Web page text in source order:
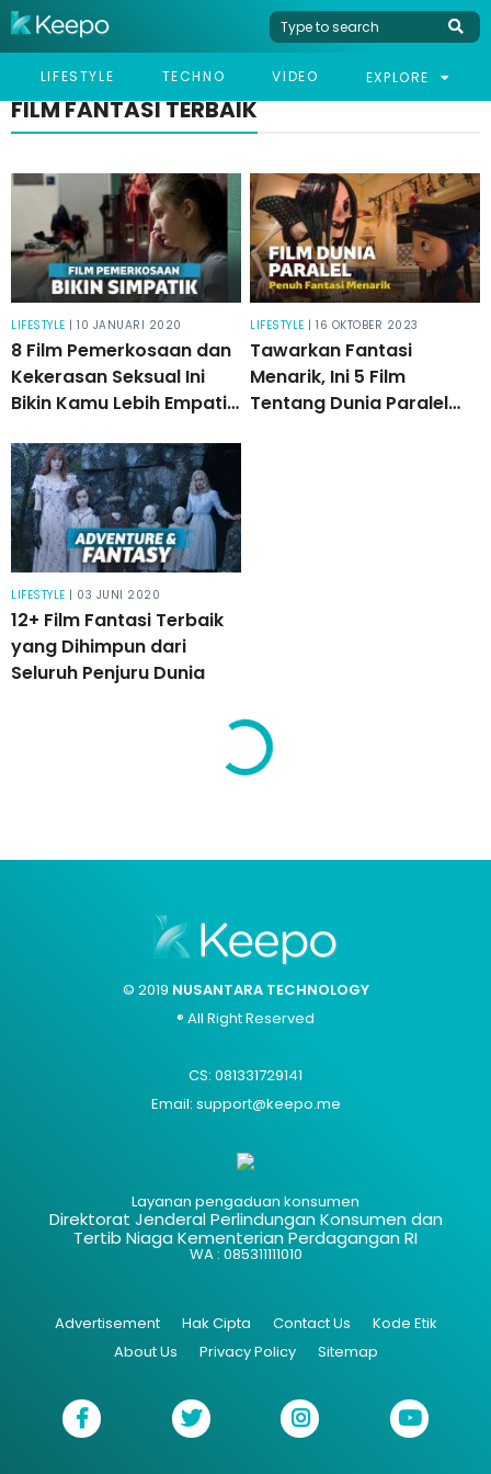
LIFESTYLE TECHNO VIDEO EXPLORE
FILM FANTASI TERBAIK
LIFESTYLE | 10 JANUARI 2020
8 Film Pemerkosaan dan
Kekerasan Seksual Ini
Bikin Kamu Lebih Empati
LIFESTYLE | 16 OKTOBER 2023
Tawarkan Fantasi
Menarik, Ini 5 Film
Tentang Dunia Paralel
LIFESTYLE | 03 JUNI 2020
12+ Film Fantasi Terbaik
yang Dihimpun dari
Seluruh Penjuru Dunia
© 2019 NUSANTARA TECHNOLOGY
® All Right Reserved
CS: 081331729141
Email: support@keepo.me
Layanan pengaduan konsumen
Direktorat Jenderal Perlindungan Konsumen dan
Tertib Niaga Kementerian Perdagangan RI
WA : 085311111010
Advertisement Hak Cipta Contact Us
Kode Etik
About Us
Privacy Policy Sitemap